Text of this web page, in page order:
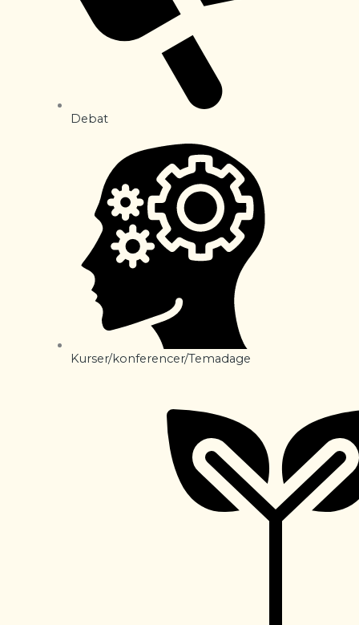
Debat
Kurser/konferencer/Temadage